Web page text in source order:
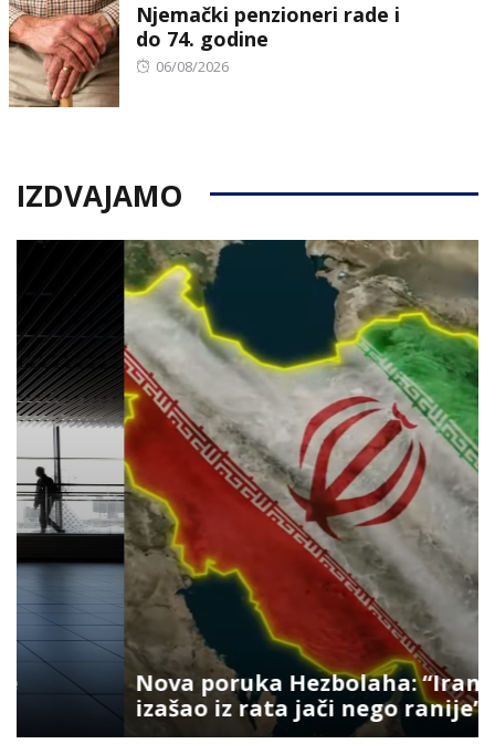
Njemački penzioneri rade i
do 74. godine
Posted
06/08/2026
IZDVAJAMO
Nova poruka Hezbolaha: “Iran je
izašao iz rata jači nego ranije”